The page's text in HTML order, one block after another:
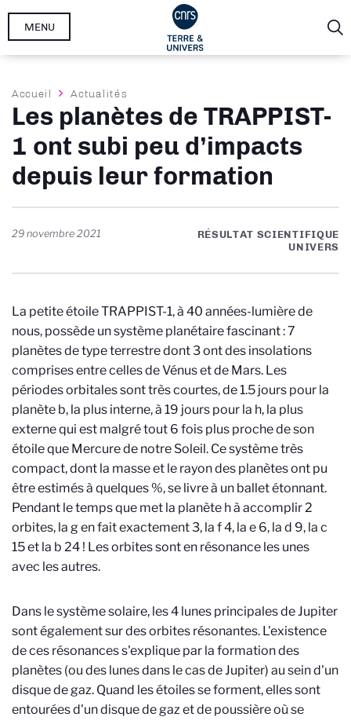
Aller
MENU
Fil
d'Ariane
Accueil Actualités
Les planètes de TRAPPIST-
1 ont subi peu d’impacts
depuis leur formation
29 novembre 2021
RÉSULTAT SCIENTIFIQUE
UNIVERS
La petite étoile TRAPPIST-1, à 40 années-lumière de
nous, possède un système planétaire fascinant : 7
planètes de type terrestre dont 3 ont des insolations
comprises entre celles de Vénus et de Mars. Les
périodes orbitales sont très courtes, de 1.5 jours pour la
planète b, la plus interne, à 19 jours pour la h, la plus
externe qui est malgré tout 6 fois plus proche de son
étoile que Mercure de notre Soleil. Ce système très
compact, dont la masse et le rayon des planètes ont pu
être estimés à quelques %, se livre à un ballet étonnant.
Pendant le temps que met la planète h à accomplir 2
orbites, la g en fait exactement 3, la f 4, la e 6, la d 9, la c
15 et la b 24 ! Les orbites sont en résonance les unes
avec les autres.
Dans le système solaire, les 4 lunes principales de Jupiter
sont également sur des orbites résonantes. L'existence
de ces résonances s'explique par la formation des
planètes (ou des lunes dans le cas de Jupiter) au sein d'un
disque de gaz. Quand les étoiles se forment, elles sont
entourées d'un disque de gaz et de poussière où se